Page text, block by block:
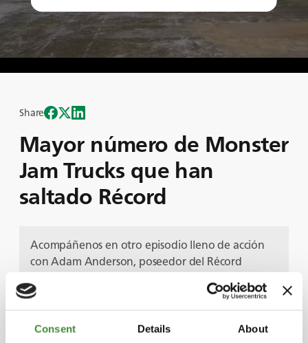
Consent Details About
Mayor número de Monster
Jam Trucks que han
saltado Récord
Share
Acompáñenos en otro episodio lleno de acción
con Adam Anderson, poseedor del Récord
En este episodio, Adam se pone al volante del
famoso Megalodon Monster Truck de Monster
Jam.